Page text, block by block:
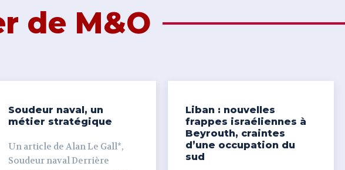
de M&O
Soudeur naval, un
métier stratégique
Un article de Alan Le Gall*,
Soudeur naval Derrière
Liban : nouvelles
frappes israéliennes à
Beyrouth, craintes
d’une occupation du
sud